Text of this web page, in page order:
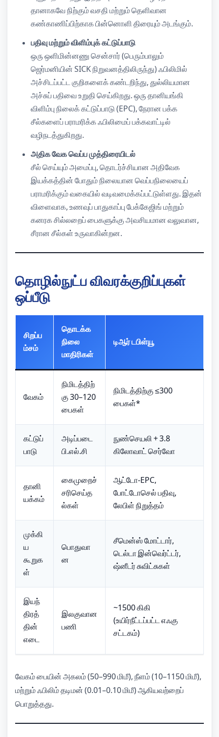
தானாகவே நிற்கும் வசதி மற்றும் தெளிவான
கண்காணிப்பிற்காக பின்னொளி திரையும் அடங்கும்.
பதிவு மற்றும் விளிம்புக் கட்டுப்பாடு
ஒரு ஒளிமின்னணு சென்சார் (பெரும்பாலும்
ஜெர்மனியின் SICK நிறுவனத்திலிருந்து) ஃபிலிமில்
அச்சிடப்பட்ட குறிகளைக் கண்டறிந்து, துல்லியமான
அச்சுப் பதிவை உறுதி செய்கிறது. ஒரு தானியங்கி
விளிம்பு நிலைக் கட்டுப்பாடு (EPC), நேரான பக்க
சீல்களைப் பராமரிக்க ஃபிலிமைப் பக்கவாட்டில்
வழிநடத்துகிறது.
அதிக வேக வெப்ப முத்திரையிடல்
சீல் செய்யும் அமைப்பு, தொடர்ச்சியான அதிவேக
இயக்கத்தின் போதும் நிலையான வெப்பநிலையைப்
பராமரிக்கும் வகையில் வடிவமைக்கப்பட்டுள்ளது. இதன்
விளைவாக, உணவுப் பாதுகாப்பு பேக்கேஜிங் மற்றும்
கனரக சில்லறைப் பைகளுக்கு அவசியமான வலுவான,
சீரான சீல்கள் உருவாகின்றன.
தொழில்நுட்ப விவரக்குறிப்புகள்
ஒப்பீடு
சிறப்ப
ம்சம்
தொடக்க
நிலை
மாதிரிகள்
டிஆர் டபிள்யூ
வேகம்
நிமிடத்திற்
கு 30–120
பைகள்
நிமிடத்திற்கு ≤300
பைகள்*
கட்டுப்
பாடு
அடிப்படை
பி.எல்.சி
நுண்செயலி + 3.8
கிலோவாட் செர்வோ
தானி
யக்கம்
கைமுறைச்
சரிசெய்த
ல்கள்
ஆட்டோ-EPC,
போட்டோசெல் பதிவு,
லேபிள் நிறுத்தம்
முக்கி
ய
கூறுக
ள்
பொதுவா
ன
சீமென்ஸ் மோட்டார்,
டெல்டா இன்வெர்ட்டர்,
ஷ்னீடர் சுவிட்சுகள்
இயந்
திரத்
தின்
எடை
இலகுவான
பணி
~1500 கிகி
(உயிர்நீட்டப்பட்ட எஃகு
சட்டகம்)
வேகம் பையின் அகலம் (50–990 மிமீ), நீளம் (10–1150 மிமீ),
மற்றும் ஃபிலிம் தடிமன் (0.01–0.10 மிமீ) ஆகியவற்றைப்
பொறுத்தது.